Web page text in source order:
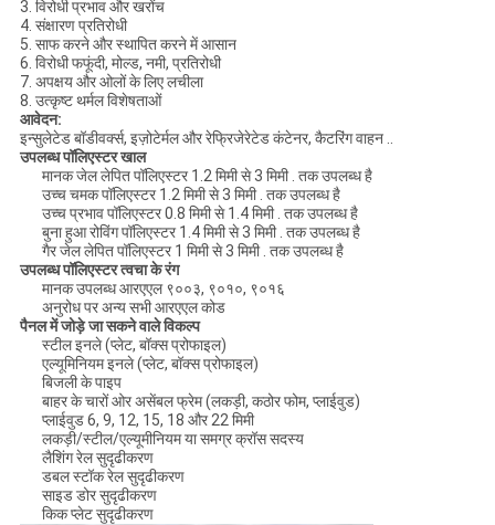
3. विरोधी प्रभाव और खरोंच
4. संक्षारण प्रतिरोधी
5. साफ करने और स्थापित करने में आसान
6. विरोधी फफूंदी, मोल्ड, नमी, प्रतिरोधी
7. अपक्षय और ओलों के लिए लचीला
8. उत्कृष्ट थर्मल विशेषताओं
आवेदन:
इन्सुलेटेड बॉडीवर्क्स, इज़ोटेर्मल और रेफ्रिजेरेटेड कंटेनर, कैटरिंग वाहन ..
उपलब्ध पॉलिएस्टर खाल
मानक जेल लेपित पॉलिएस्टर 1.2 मिमी से 3 मिमी . तक उपलब्ध है
उच्च चमक पॉलिएस्टर 1.2 मिमी से 3 मिमी . तक उपलब्ध है
उच्च प्रभाव पॉलिएस्टर 0.8 मिमी से 1.4 मिमी . तक उपलब्ध है
बुना हुआ रोविंग पॉलिएस्टर 1.4 मिमी से 3 मिमी . तक उपलब्ध है
गैर जेल लेपित पॉलिएस्टर 1 मिमी से 3 मिमी . तक उपलब्ध है
उपलब्ध पॉलिएस्टर त्वचा के रंग
मानक उपलब्ध आरएएल ९००३, ९०१०, ९०१६
अनुरोध पर अन्य सभी आरएएल कोड
पैनल में जोड़े जा सकने वाले विकल्प
स्टील इनले (प्लेट, बॉक्स प्रोफाइल)
एल्यूमिनियम इनले (प्लेट, बॉक्स प्रोफाइल)
बिजली के पाइप
बाहर के चारों ओर असेंबल फ्रेम (लकड़ी, कठोर फोम, प्लाईवुड)
प्लाईवुड 6, 9, 12, 15, 18 और 22 मिमी
लकड़ी/स्टील/एल्यूमीनियम या समग्र क्रॉस सदस्य
लैशिंग रेल सुदृढीकरण
डबल स्टॉक रेल सुदृढीकरण
साइड डोर सुदृढीकरण
किक प्लेट सुदृढीकरण